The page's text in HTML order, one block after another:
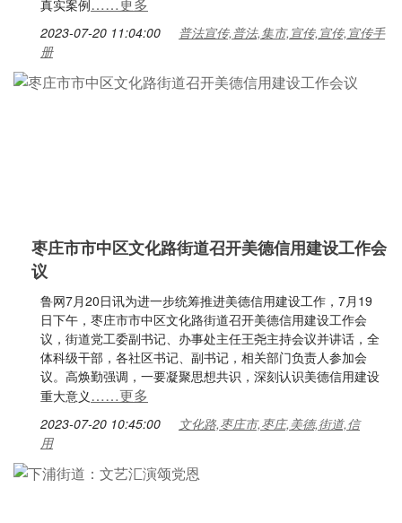
真实案例
2023-07-20 11:04:00
普法宣传,普法,集市,宣传,宣传,宣传手
册
枣庄市市中区文化路街道召开美德信用建设工作会
议
鲁网7月20日讯为进一步统筹推进美德信用建设工作，7月19
日下午，枣庄市市中区文化路街道召开美德信用建设工作会
议，街道党工委副书记、办事处主任王尧主持会议并讲话，全
体科级干部，各社区书记、副书记，相关部门负责人参加会
议。高焕勤强调，一要凝聚思想共识，深刻认识美德信用建设
重大意义……更多
2023-07-20 10:45:00
文化路,枣庄市,枣庄,美德,街道,信
用